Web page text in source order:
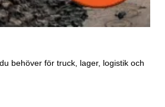
behöver för truck, lager, logistik och